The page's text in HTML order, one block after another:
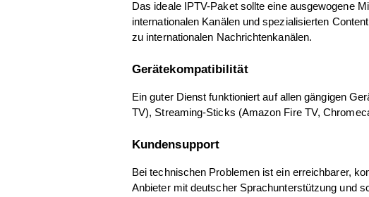
Das ideale IPTV-Paket sollte eine ausgewogene
internationalen Kanälen und spezialisierten
zu internationalen Nachrichtenkanälen.
Gerätekompatibilität
Ein guter Dienst funktioniert auf allen gängigen
TV), Streaming-Sticks (Amazon Fire TV,
Kundensupport
Bei technischen Problemen ist ein erreichbarer,
Anbieter mit deutscher Sprachunterstützung und